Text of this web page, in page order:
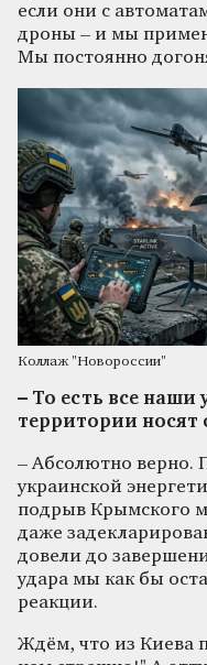
если они с
дроны – и мы
Мы постоянно
Коллаж "Новороссии"
– То есть все наши
территории носят
– Абсолютно верно.
украинской
подрыв Крымского
даже
довели до
удара мы как бы
реакции.
Ждём, что из Киева